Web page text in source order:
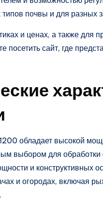
почвы и для разных
и ценах, а также для
посетить сайт, где
обладает высокой
выбором для
и конструктивных
и огородах, включая